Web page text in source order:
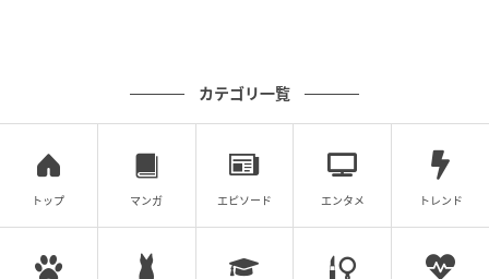
カテゴリ一覧
トップ マンガ エピソード エンタメ トレンド